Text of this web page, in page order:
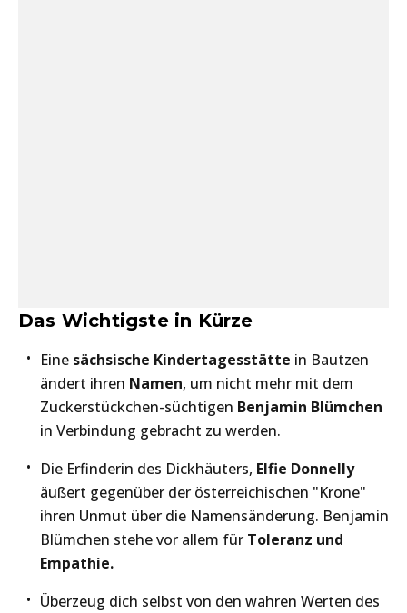
Das Wichtigste in Kürze
Eine sächsische Kindertagesstätte in Bautzen
ändert ihren Namen, um nicht mehr mit dem
Zuckerstückchen-süchtigen Benjamin Blümchen
in Verbindung gebracht zu werden.
Die Erfinderin des Dickhäuters, Elfie Donnelly
äußert gegenüber der österreichischen "Krone"
ihren Unmut über die Namensänderung. Benjamin
Blümchen stehe vor allem für Toleranz und
Empathie.
Überzeug dich selbst von den wahren Werten des